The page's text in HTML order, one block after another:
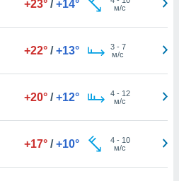
+23° / +14°
м/с
+22° / +13° 3- 7
м/с
+20° / +12° 4- 12
м/с
+17° / +10° 4- 10
м/с